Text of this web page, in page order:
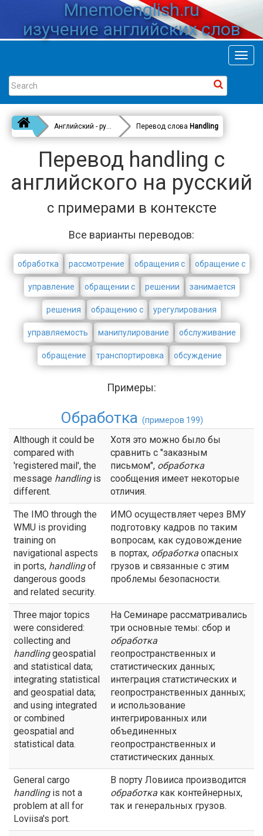
Mnemoenglish.ru
изучение английских слов
Английский - русский Перевод слова Handling
Перевод handling с
английского на русский
с примерами в контексте
Все варианты переводов:
обработка рассмотрение обращения с обращение с
управление обращении с решении занимается
решения обращению с урегулирования
управляемость манипулирование обслуживание
обращение транспортировка обсуждение
Примеры:
Обработка (примеров 199)
Although it could be
compared with
'registered mail', the
message handlingis
different.
Хотя это можно было бы
сравнить с "заказным
письмом", обработка
сообщения имеет некоторые
отличия.
The IMO through the
WMU is providing
training on
navigational aspects
in ports, handlingof
dangerous goods
and related security.
ИМО осуществляет через ВМУ
подготовку кадров по таким
вопросам, как судовождение
в портах, обработка опасных
грузов и связанные с этим
проблемы безопасности.
Three major topics
were considered:
collecting and
handlinggeospatial
and statistical data;
integrating statistical
and geospatial data;
and using integrated
or combined
geospatial and
statistical data.
На Семинаре рассматривались
три основные темы: сбор и
обработка
геопространственных и
статистических данных;
интеграция статистических и
геопространственных данных;
и использование
интегрированных или
объединенных
геопространственных и
статистических данных.
General cargo
handlingis not a
problem at all for
Loviisa's port.
В порту Ловииса производится
обработка как контейнерных,
так и генеральных грузов.